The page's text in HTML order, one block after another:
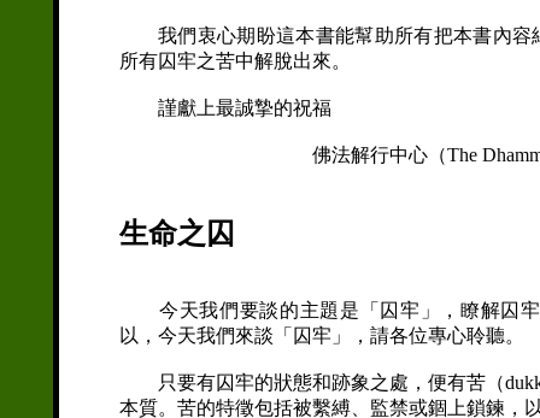
我們衷心期盼這本書能幫助所有把本書內容
所有囚牢之苦中解脫出來。
謹獻上最誠摯的祝福
佛法解行中心（The Dhamma
生命之囚
今天我們要談的主題是「囚牢」，瞭解囚牢
以，今天我們來談「囚牢」，請各位專心聆聽。
只要有囚牢的狀態和跡象之處，便有苦（
本質。苦的特徵包括被繫縛、監禁或錮上鎖鍊，